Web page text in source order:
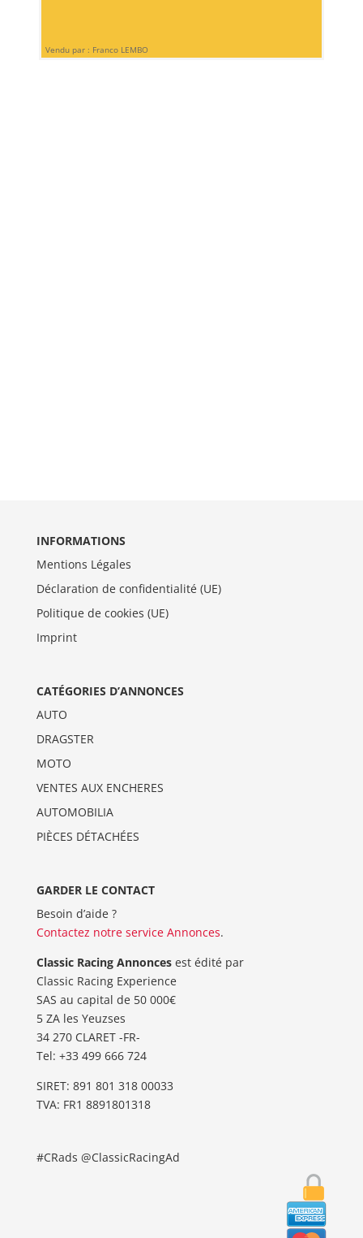
Vendu par : Franco LEMBO
INFORMATIONS
Mentions Légales
Déclaration de confidentialité (UE)
Politique de cookies (UE)
Imprint
CATÉGORIES D’ANNONCES
AUTO
DRAGSTER
MOTO
VENTES AUX ENCHERES
AUTOMOBILIA
PIÈCES DÉTACHÉES
GARDER LE CONTACT
Besoin d’aide ?
Contactez notre service Annonces.
Classic Racing Annoncesest édité par
Classic Racing Experience
SAS au capital de 50 000€
5 ZA les Yeuzses
34 270 CLARET -FR-
Tel: ‭+33 499 666 724‬
SIRET: 891 801 318 00033
TVA: FR1 8891801318
#CRads @ClassicRacingAd